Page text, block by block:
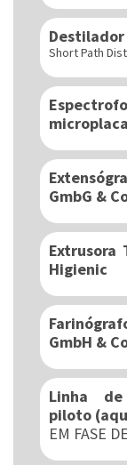
Short Path
GmbG &
Extrusora
Higienic
GmbH &
Linha de
piloto
EM FASE